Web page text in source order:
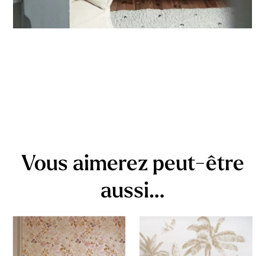
Vous aimerez peut-être
aussi…